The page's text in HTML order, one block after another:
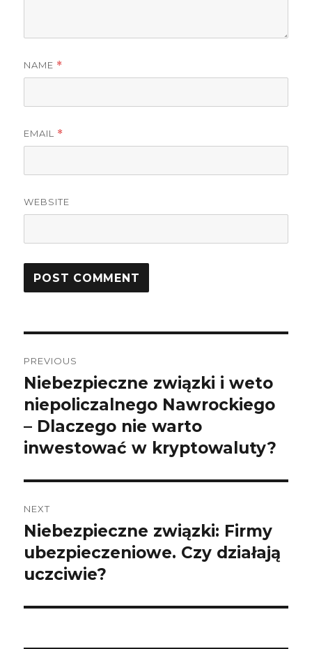
NAME *
EMAIL *
WEBSITE
navigation
PREVIOUS
Previous
post:
Niebezpieczne związki i weto
niepoliczalnego Nawrockiego
– Dlaczego nie warto
inwestować w kryptowaluty?
NEXT
Next
post:
Niebezpieczne związki: Firmy
ubezpieczeniowe. Czy działają
uczciwie?